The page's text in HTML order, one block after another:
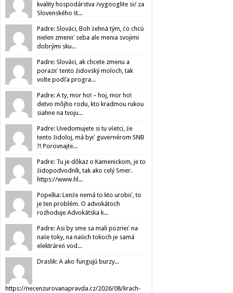
kvality hospodárstva /vygooglite si/ za
Slovenského št...
Padre: Slováci, Boh žehná tým, čo chcú
nielen zmeniť seba ale menia svojimi
dobrými sku...
Padre: Slováci, ak chcete zmenu a
poraziť tento židovský moloch, tak
volte podľa progra...
Padre: A ty, mor ho! – hoj, mor ho!
detvo môjho rodu, kto kradmou rukou
siahne na tvoju...
Padre: Uvedomujete si tu všetci, že
tento židoloj, má byť guvernérom SNB
?! Porovnajte...
Padre: Tu je dôkaz o Kamenickom, je to
židopodvodník, tak ako celý Smer.
https://www.hl...
Popelka: Lenže nemá to kto urobiť, to
je ten problém. O advokátoch
rozhoduje Advokátska k...
Padre: Asi by sme sa mali pozrieť na
naše toky, na našich tokoch je samá
elektráreň vod...
Draslik: A ako fungujú burzy...
https://necenzurovanapravda.cz/2026/08/krach-